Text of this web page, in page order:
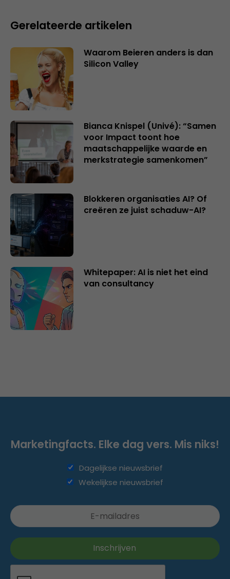
Gerelateerde artikelen
Waarom Beieren anders is dan
Silicon Valley
Bianca Knispel (Univé): “Samen
voor Impact toont hoe
maatschappelijke waarde en
merkstrategie samenkomen”
Blokkeren organisaties AI? Of
creëren ze juist schaduw-AI?
Whitepaper: AI is niet het eind
van consultancy
Marketingfacts. Elke dag vers. Mis niks!
Dagelijkse nieuwsbrief
Wekelijkse nieuwsbrief